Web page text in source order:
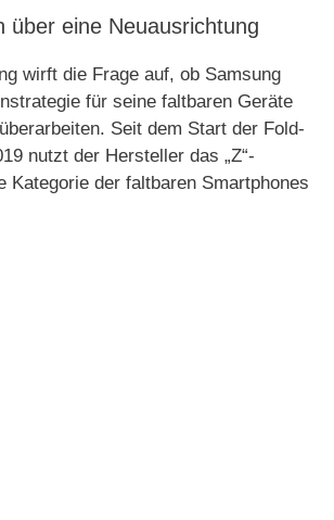
über eine Neuausrichtung
wirft die Frage auf, ob Samsung
für seine faltbaren Geräte
Seit dem Start der Fold-
nutzt der Hersteller das „Z“-
Kategorie der faltbaren Smartphones